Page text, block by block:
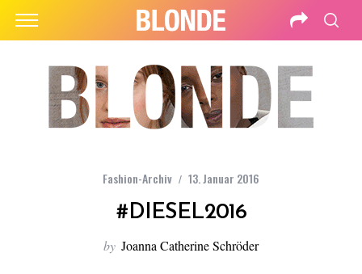
Fashion-Archiv 13. Januar 2016
#DIESEL2016
by Joanna Catherine Schröder